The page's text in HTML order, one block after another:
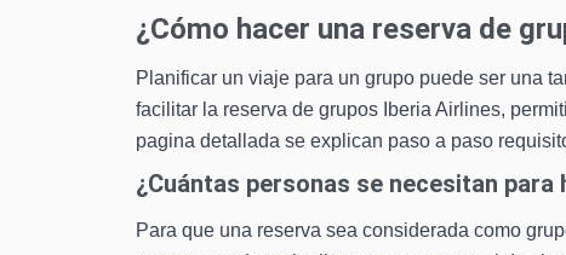
¿Cómo hacer una reserva de
Planificar un viaje para un grupo puede ser una
facilitar la reserva de grupos Iberia Airlines,
pagina detallada se explican paso a paso
¿Cuántas personas se necesitan
Para que una reserva sea considerada como